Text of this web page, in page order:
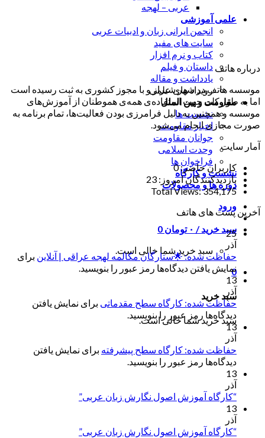
عربی – لهجه
علمی آموزشی
انجمن ایرانی زبان و ادبیات عربی
سایت های مفید
کتاب و نرم افزار
داستان و فیلم
یادداشت و مقاله
رویداد های علمی
مقاومت و بین الملل
نشست ها
اخبار مقاومت
جوانان مقاومت
وحدت اسلامی
فراخوان ها
نشست و کارگاه
دوره ها و محصولات
ورود
سبد خرید / ۰ تومان 0
سبد خرید شما خالی است.
0
سبد خرید
سبد خرید شما خالی است.
درباره هاتف
موسسه هاتف در شهر شیراز و با مجوز کشوری به ثبت رسیده است
اما به طور کلی جهت استفاده‌ی همه‌ی هموطنان از آموزش‌های
موسسه و همچنین به دلیل فرامرزی بودن فعالیت‌ها، تمام برنامه به
صورت مجازی انجام می‌شود.
آمار سایت
کاربران حاضر:0
بازدیدکنندگان امروز: 23
Total Views:354,175
آخرین پست های هاتف
25
آذر
حفاظت شده: 🌟ستارگان مکالمه لهجه عراقی | آنلاین برای
نمایش یافتن دیدگاه‌ها رمز عبور را بنویسید.
13
آذر
حفاظت شده: کارگاه سطح مقدماتی برای نمایش یافتن
دیدگاه‌ها رمز عبور را بنویسید.
13
آذر
حفاظت شده: کارگاه سطح پیشرفته برای نمایش یافتن
دیدگاه‌ها رمز عبور را بنویسید.
13
آذر
“کارگاه آموزش اصول نگارش زبان عربی”
13
آذر
“کارگاه آموزش اصول نگارش زبان عربی”